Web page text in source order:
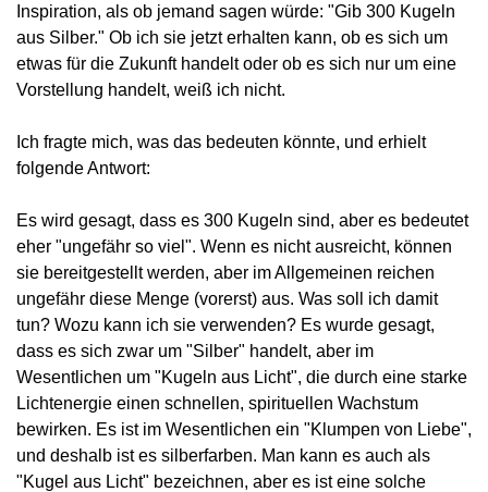
Inspiration, als ob jemand sagen würde: "Gib 300 Kugeln
aus Silber." Ob ich sie jetzt erhalten kann, ob es sich um
etwas für die Zukunft handelt oder ob es sich nur um eine
Vorstellung handelt, weiß ich nicht.
Ich fragte mich, was das bedeuten könnte, und erhielt
folgende Antwort:
Es wird gesagt, dass es 300 Kugeln sind, aber es bedeutet
eher "ungefähr so viel". Wenn es nicht ausreicht, können
sie bereitgestellt werden, aber im Allgemeinen reichen
ungefähr diese Menge (vorerst) aus. Was soll ich damit
tun? Wozu kann ich sie verwenden? Es wurde gesagt,
dass es sich zwar um "Silber" handelt, aber im
Wesentlichen um "Kugeln aus Licht", die durch eine starke
Lichtenergie einen schnellen, spirituellen Wachstum
bewirken. Es ist im Wesentlichen ein "Klumpen von Liebe",
und deshalb ist es silberfarben. Man kann es auch als
"Kugel aus Licht" bezeichnen, aber es ist eine solche